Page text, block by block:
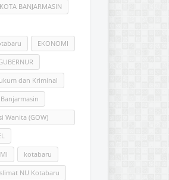
BANJARMASIN
EKONOMI
dan Kriminal
Wanita (GOW)
kotabaru
NU Kotabaru